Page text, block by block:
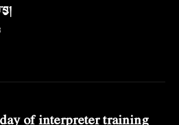
of interpreter training